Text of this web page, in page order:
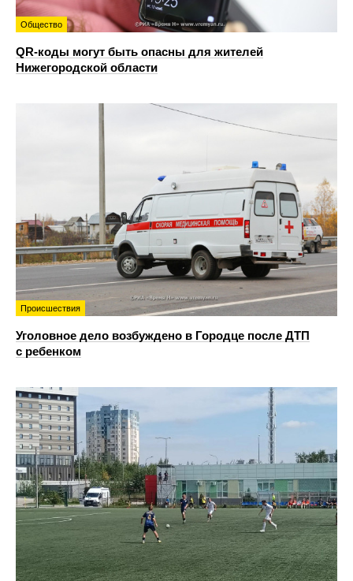
Общество
QR-коды могут быть опасны для жителей
Нижегородской области
Происшествия
Уголовное дело возбуждено в Городце после ДТП
с ребенком